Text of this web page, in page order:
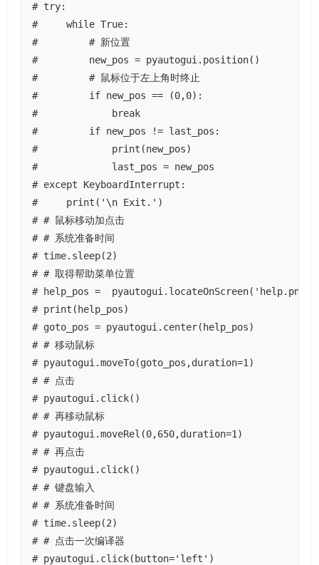
# try:
#     while True:
#         # 新位置
#         new_pos = pyautogui.position()
#         # 鼠标位于左上角时终止
#         if new_pos == (0,0):
#             break
#         if new_pos != last_pos:
#             print(new_pos)
#             last_pos = new_pos
# except KeyboardInterrupt:
#     print('\n Exit.')
# # 鼠标移动加点击
# # 系统准备时间
# time.sleep(2)
# # 取得帮助菜单位置
# help_pos =  pyautogui.locateOnScreen('help.png')
# print(help_pos)
# goto_pos = pyautogui.center(help_pos)
# # 移动鼠标
# pyautogui.moveTo(goto_pos,duration=1)
# # 点击
# pyautogui.click()
# # 再移动鼠标
# pyautogui.moveRel(0,650,duration=1)
# # 再点击
# pyautogui.click()
# # 键盘输入
# # 系统准备时间
# time.sleep(2)
# # 点击一次编译器
# pyautogui.click(button='left')